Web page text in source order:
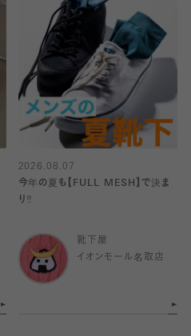
2026.08.07
今年の夏も【FULL MESH】で決ま
り️‼️
靴下屋
イオンモール名取店